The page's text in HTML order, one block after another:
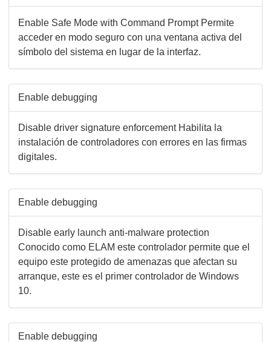
Enable Safe Mode with Command Prompt Permite
acceder en modo seguro con una ventana activa del
símbolo del sistema en lugar de la interfaz.
Enable debugging
Disable driver signature enforcement Habilita la
instalación de controladores con errores en las firmas
digitales.
Enable debugging
Disable early launch anti-malware protection
Conocido como ELAM este controlador permite que el
equipo este protegido de amenazas que afectan su
arranque, este es el primer controlador de Windows
10.
Enable debugging